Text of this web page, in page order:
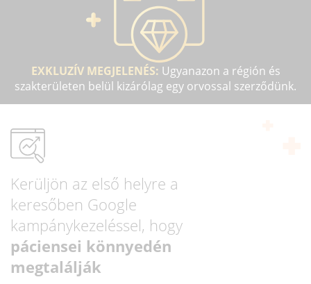
EXKLUZÍV MEGJELENÉS: Ugyanazon a régión és
szakterületen belül kizárólag egy orvossal szerződünk.
Kerüljön az első helyre a
keresőben Google
kampánykezeléssel, hogy
páciensei könnyedén
megtalálják